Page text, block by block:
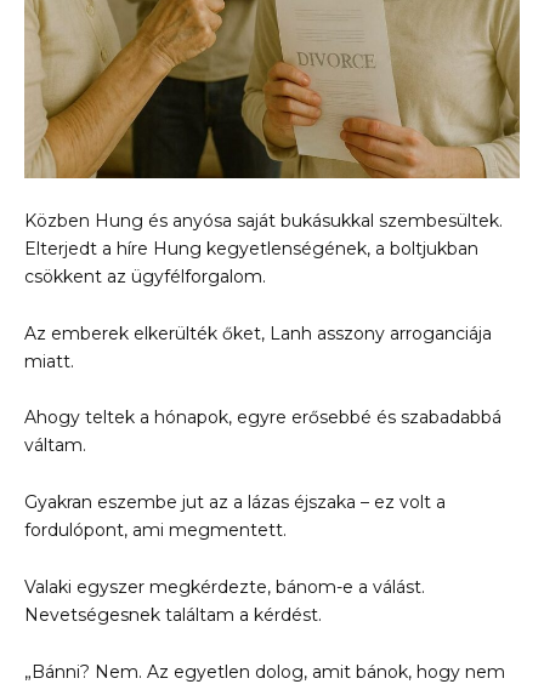
Közben Hung és anyósa saját bukásukkal szembesültek.
Elterjedt a híre Hung kegyetlenségének, a boltjukban
csökkent az ügyfélforgalom.
Az emberek elkerülték őket, Lanh asszony arroganciája
miatt.
Ahogy teltek a hónapok, egyre erősebbé és szabadabbá
váltam.
Gyakran eszembe jut az a lázas éjszaka – ez volt a
fordulópont, ami megmentett.
Valaki egyszer megkérdezte, bánom-e a válást.
Nevetségesnek találtam a kérdést.
„Bánni? Nem. Az egyetlen dolog, amit bánok, hogy nem